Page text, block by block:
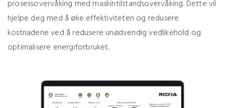
prosessovervåking med maskintilstandsovervåking. Dette vil
hjelpe deg med å øke effektiviteten og redusere
kostnadene ved å redusere unødvendig vedlikehold og
optimalisere energiforbruket.